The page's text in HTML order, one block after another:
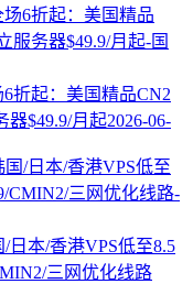
折起：美国精品CN2
器$49.9/月起2026-06-
日本/香港VPS低至8.5
三网优化线路